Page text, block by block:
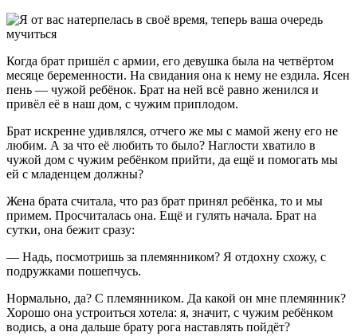
Когда брат пришёл с армии, его девушка была на четвёртом
месяце беременности. На свидания она к нему не ездила. Ясен
пень — чужой ребёнок. Брат на ней всё равно женился и
привёл её в наш дом, с чужим приплодом.
Брат искренне удивлялся, отчего же мы с мамой жену его не
любим. А за что её любить то было? Наглости хватило в
чужой дом с чужим ребёнком прийти, да ещё и помогать мы
ей с младенцем должны?
Жена брата считала, что раз брат принял ребёнка, то и мы
примем. Просчиталась она. Ещё и гулять начала. Брат на
сутки, она бежит сразу:
— Надь, посмотришь за племянником? Я отдохну схожу, с
подружками пошепчусь.
Нормально, да? С племянником. Да какой он мне племянник?
Хорошо она устроиться хотела: я, значит, с чужим ребёнком
водись, а она дальше брату рога наставлять пойдёт?